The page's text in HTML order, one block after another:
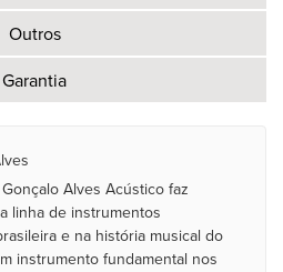
Outros
Garantia
Alves Acústico faz
linha de instrumentos
e na história musical do
instrumento fundamental nos